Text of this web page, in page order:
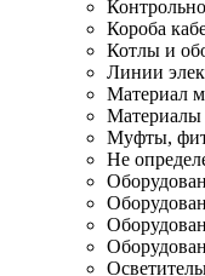
Короба
Котлы и
Линии
Материал
Материалы
Муфты,
Не